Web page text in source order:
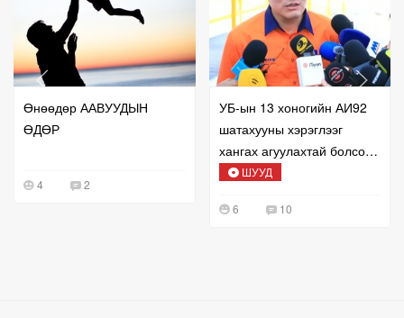
Өнөөдөр ААВУУДЫН
ӨДӨР
4 2
УБ-ын 13 хоногийн АИ92
шатахууны хэрэглээг
хангах агуулахтай болсон
талаар мэдээлж байна
ШУУД
6 10